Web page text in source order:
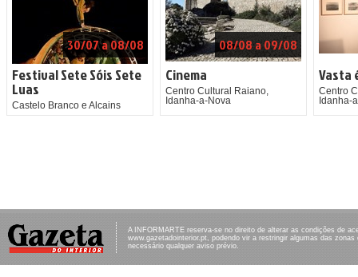
30/07 a 08/08
Festival Sete Sóis Sete
Luas
Castelo Branco e Alcains
08/08 a 09/08
Cinema
Centro Cultural Raiano,
Idanha-a-Nova
Vasta
Centro
Idanha-
A INFORMARTE reserva-se no direito de alterar as condições de
www.gazetadointerior.pt, podendo vir a restringir algumas das
necessário qualquer aviso prévio.